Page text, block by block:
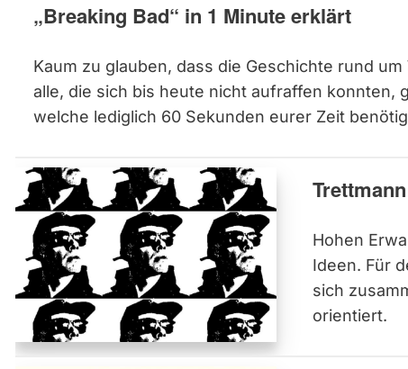
„Breaking Bad“ in 1 Minute erklärt
Kaum zu glauben, dass die Geschichte rund
alle, die sich bis heute nicht aufraffen konnten,
welche lediglich 60 Sekunden eurer Zeit
Hohen
Ideen. Für
sich
orientiert.